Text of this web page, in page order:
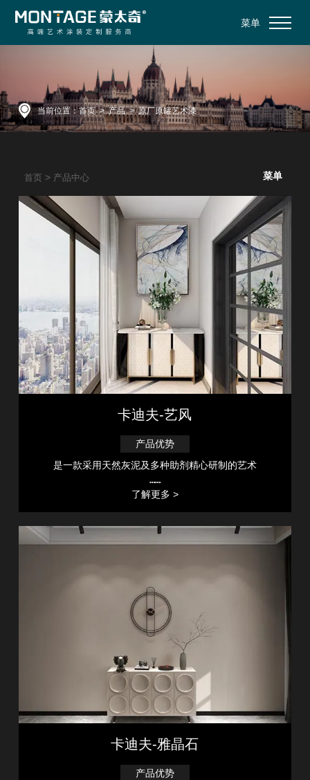
菜单
当前位置：首页>产品>原厂原罐艺术漆
首页> 产品中心 菜单
卡迪夫-艺风
产品优势
是一款采用天然灰泥及多种助剂精心研制的艺术
……
了解更多 >
卡迪夫-雅晶石
产品优势